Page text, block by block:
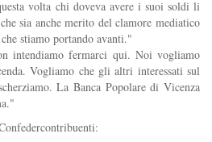
volta chi doveva avere i suoi soldi li
sia anche merito del clamore mediatico
stiamo portando avanti."
intendiamo fermarci qui. Noi vogliamo
Vogliamo che gli altri interessati sul
La Banca Popolare di Vicenza